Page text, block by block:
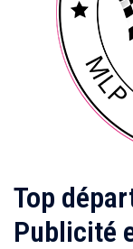
Top
Publicité